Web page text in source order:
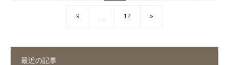
9 … 12 »
最近の記事